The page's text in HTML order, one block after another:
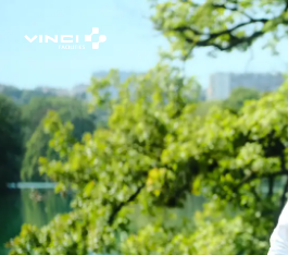
Rechercher :
À propos
Nos Solutions
Votre bâtiment